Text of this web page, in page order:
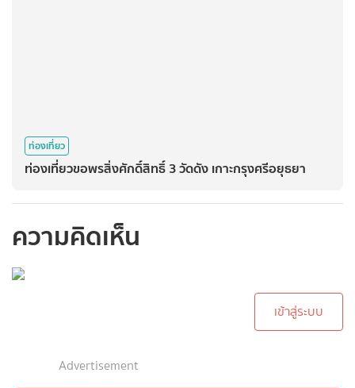
ท่องเที่ยว
ท่องเที่ยวขอพรสิ่งศักดิ์สิทธิ์ 3 วัดดัง เกาะกรุงศรีอยุธยา
ความคิดเห็น
เข้าสู่ระบบ
Advertisement